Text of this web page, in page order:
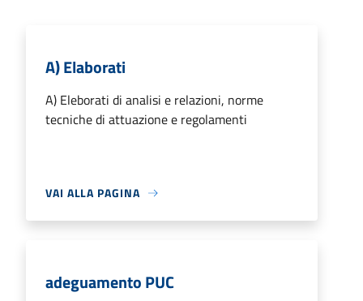
A) Elaborati
A) Eleborati di analisi e relazioni, norme
tecniche di attuazione e regolamenti
VAI ALLA PAGINA
adeguamento PUC